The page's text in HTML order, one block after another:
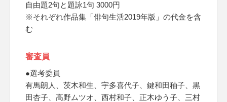
自由題2句と題詠1句 3000円
※それぞれ作品集「俳句生活2019年版」の代金を含
む
審査員
●選考委員
有馬朗人、茨木和生、宇多喜代子、鍵和田秞子、黒
田杏子、高野ムツオ、西村和子、正木ゆう子、三村